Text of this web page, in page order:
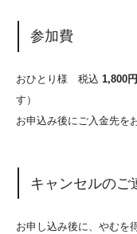
参加費
おひとり様 税込 1,800円
す）
お申込み後にご入金先を
キャンセルのご
お申し込み後に、やむを